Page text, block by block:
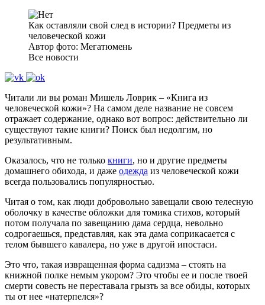
Как оставляли свой след в истории? Предметы из
человеческой кожи
Автор фото: Мегатюмень
Все новости
Читали ли вы роман Мишель Ловрик – «Книга из
человеческой кожи»? На самом деле название не совсем
отражает содержание, однако вот вопрос: действительно ли
существуют такие книги? Поиск был недолгим, но
результативным.
Оказалось, что не только книги, но и другие предметы
домашнего обихода, и даже одежда из человеческой кожи
всегда пользовались популярностью.
Читая о том, как люди добровольно завещали свою телесную
оболочку в качестве обложки для томика стихов, который
потом получала по завещанию дама сердца, невольно
содрогаешься, представляя, как эта дама соприкасается с
телом бывшего кавалера, но уже в другой ипостаси.
Это что, такая извращенная форма садизма – стоять на
книжной полке немым укором? Это чтобы ее и после твоей
смерти совесть не переставала грызть за все обиды, которых
ты от нее «натерпелся»?